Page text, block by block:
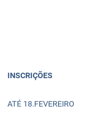
INSCRIÇÕES
ATÉ 18.FEVEREIRO